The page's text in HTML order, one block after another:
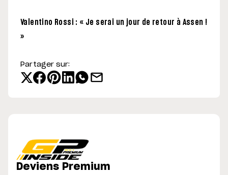
Valentino Rossi : « Je serai un jour de retour à Assen !
»
Partager sur:
Deviens Premium